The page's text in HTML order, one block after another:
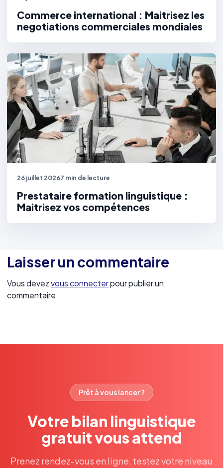
Commerce international : Maitrisez les
negotiations commerciales mondiales
26 juillet 20267 min de lecture
Prestataire formation linguistique :
Maitrisez vos compétences
Laisser un commentaire
Vous devezvous connecterpour publier un
commentaire.
Prêt à vous lancer ?
Votre bilan linguistique
gratuit vous attend
Prenez rendez-vous en ligne, testez votre niveau